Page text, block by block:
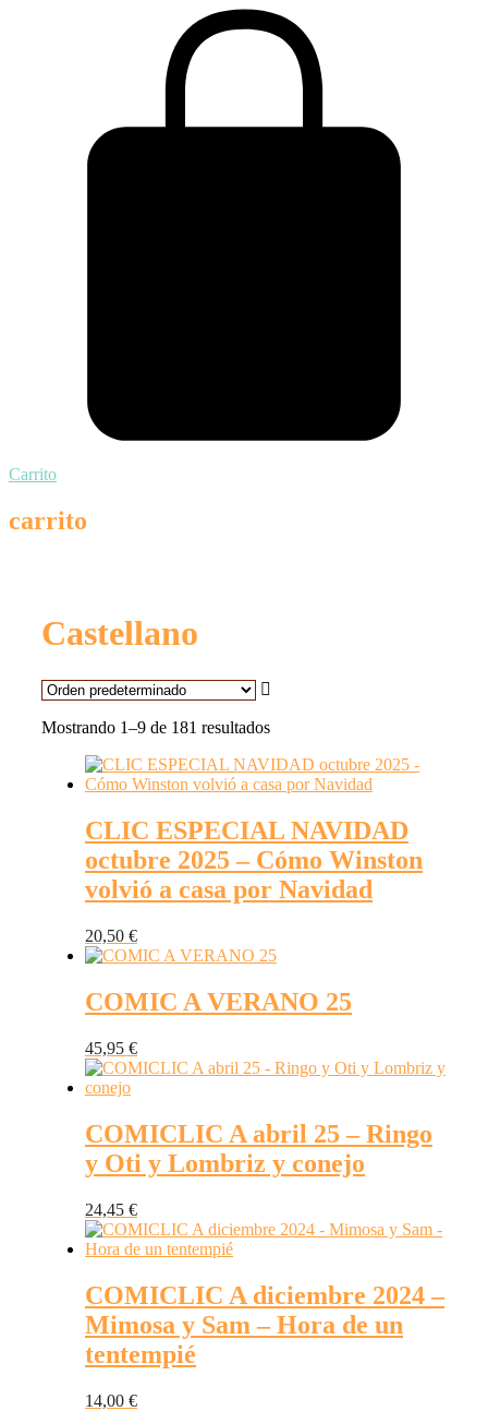
Carrito
carrito
Castellano
Mostrando 1–9 de 181 resultados
CLIC ESPECIAL NAVIDAD
octubre 2025 – Cómo Winston
volvió a casa por Navidad
20,50 €
COMIC A VERANO 25
45,95 €
COMICLIC A abril 25 – Ringo
y Oti y Lombriz y conejo
24,45 €
COMICLIC A diciembre 2024 –
Mimosa y Sam – Hora de un
tentempié
14,00 €